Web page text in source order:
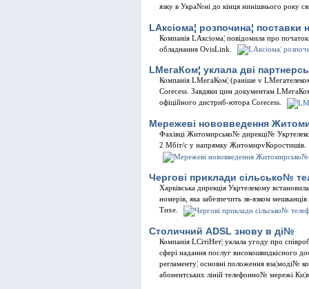
язку в Укра№нi до кiнця нинiшнього року
LАксiома¦ розпочина¦ поставки
Компанiя LАксiома¦ повiдомила про
обладнання OvisLink.
LМегаКом¦ уклала двi
Компанiя LМегаКом¦ (ранiше v
Corecess. Завдяки цим документам
офiцiйного дистриб-ютора Corecess.
Мережевi нововведення
Фахiвцi Житомирсько№ дирекцi№
2 Мбiт/с у напрямку ЖитомирvКоростишiв.
Черговi приклади сiльсько№
Харкiвська дирекцiя Укртелекому
номерiв, яка забезпечить зв-язком
Тихе.
Столичний ADSL знову в дi№
Компанiя LСiтiНет¦ уклала угоду про
сферi надання послуг високошвидкiсного
регламенту¦ основнi положення вза¦модi№
абонентських лiнiй телефонно№ мережi